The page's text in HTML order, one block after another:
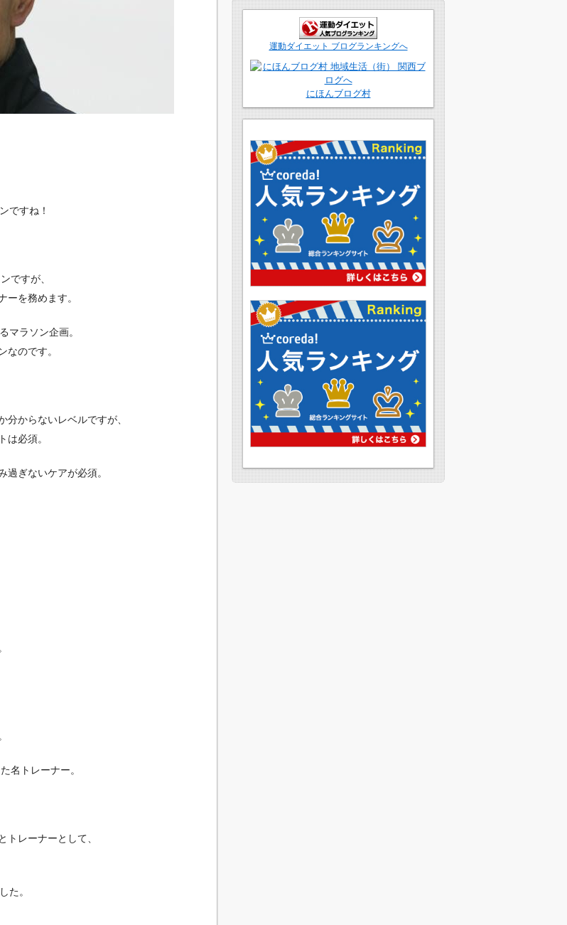
ですね！
ですが、
ーを務めます。
マラソン企画。
なのです。
からないレベルですが、
は必須。
ぎないケアが必須。
名トレーナー。
レーナーとして、
た。
運動ダイエット ブログランキングへ
にほんブログ村